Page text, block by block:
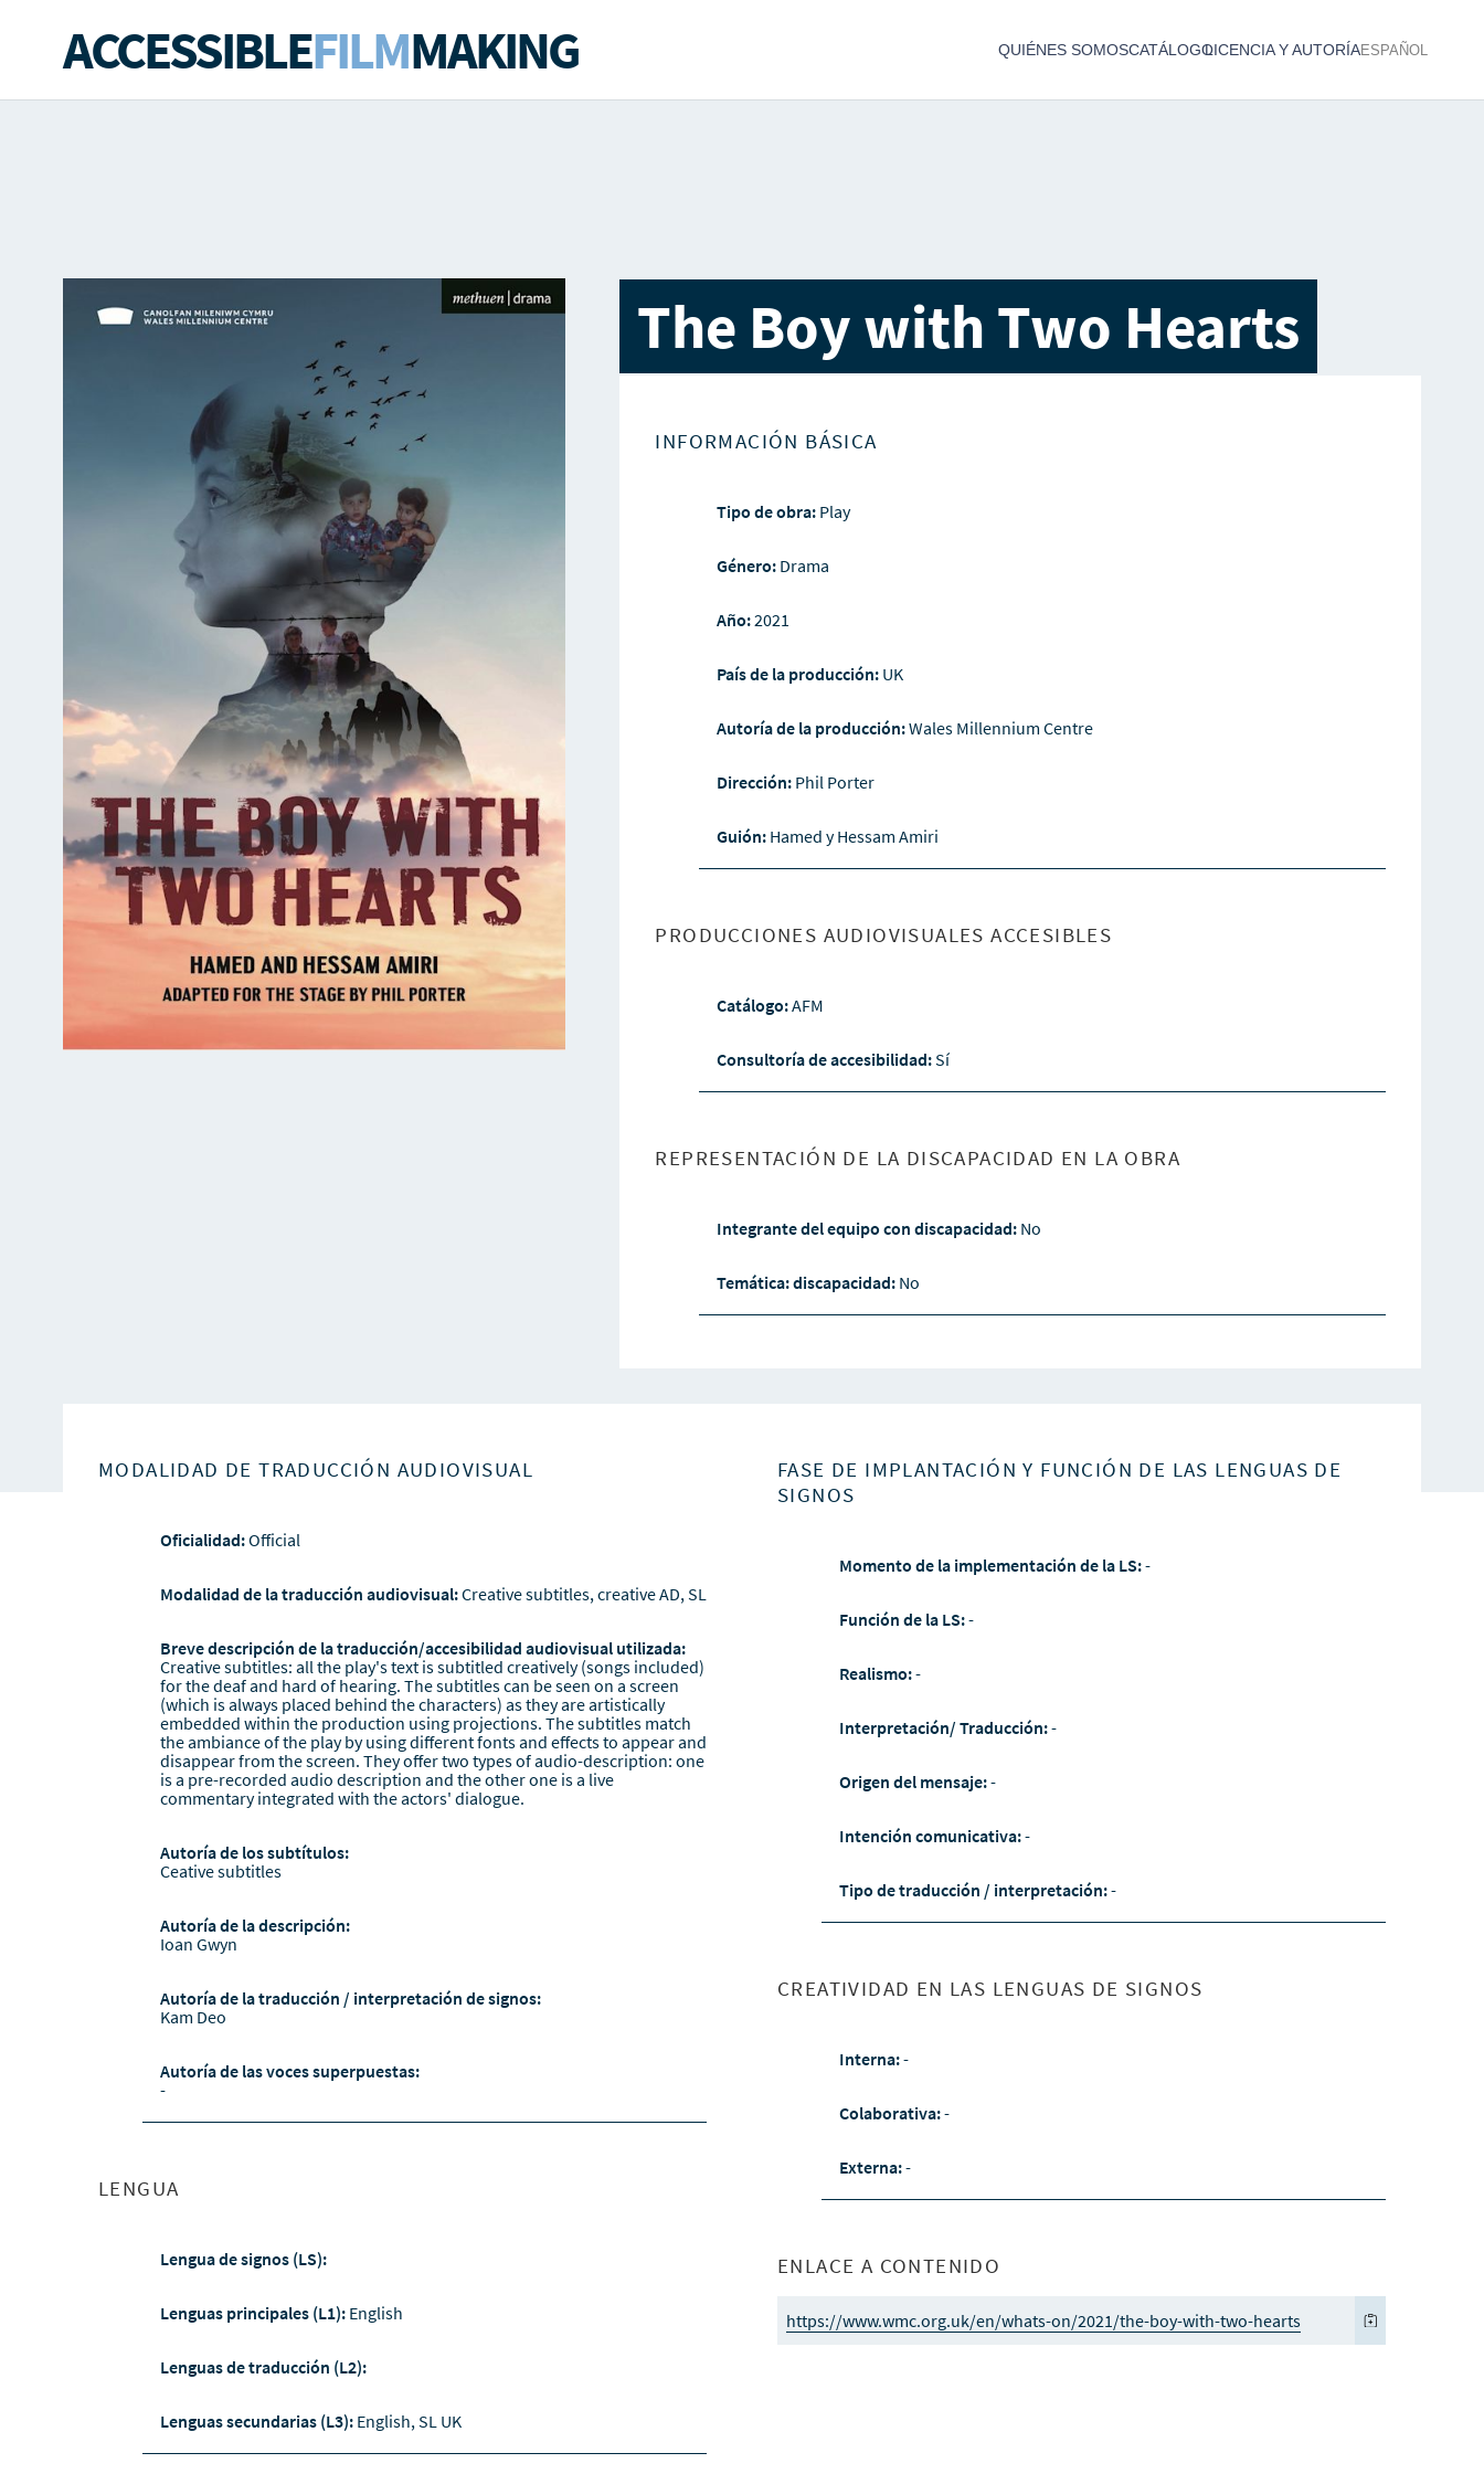
ACCESSIBLEFILMMAKING QUIÉNES SOMOSCATÁLOGOLICENCIA Y AUTORÍAESPAÑOL
The Boy with Two Hearts
INFORMACIÓN BÁSICA
Tipo de obra: Play
Género: Drama
Año:2021
País de la producción: UK
Autoría de la producción:Wales Millennium Centre
Dirección: Phil Porter
Guión: Hamed y Hessam Amiri
PRODUCCIONES AUDIOVISUALES ACCESIBLES
Catálogo:AFM
Consultoría de accesibilidad:Sí
REPRESENTACIÓN DE LA DISCAPACIDAD EN LA OBRA
Integrante del equipo con discapacidad: No
Temática: discapacidad: No
MODALIDAD DE TRADUCCIÓN AUDIOVISUAL
Oficialidad:Official
Modalidad de la traducción audiovisual:Creative subtitles, creative AD, SL
Breve descripción de la traducción/accesibilidad audiovisual utilizada:
Creative subtitles: all the play's text is subtitled creatively (songs included)
for the deaf and hard of hearing. The subtitles can be seen on a screen
(which is always placed behind the characters) as they are artistically
embedded within the production using projections. The subtitles match
the ambiance of the play by using different fonts and effects to appear and
disappear from the screen. They offer two types of audio-description: one
is a pre-recorded audio description and the other one is a live
commentary integrated with the actors' dialogue.
Autoría de los subtítulos:
Ceative subtitles
Autoría de la descripción:
Ioan Gwyn
Autoría de la traducción / interpretación de signos:
Kam Deo
Autoría de las voces superpuestas:
-
LENGUA
Lengua de signos (LS):
Lenguas principales (L1): English
Lenguas de traducción (L2):
Lenguas secundarias (L3): English, SL UK
FASE DE IMPLANTACIÓN Y FUNCIÓN DE LAS LENGUAS DE
SIGNOS
Momento de la implementación de la LS:-
Función de la LS:-
Realismo:-
Interpretación/ Traducción:-
Origen del mensaje:-
Intención comunicativa:-
Tipo de traducción / interpretación:-
CREATIVIDAD EN LAS LENGUAS DE SIGNOS
Interna:-
Colaborativa:-
Externa:-
ENLACE A CONTENIDO
https://www.wmc.org.uk/en/whats-on/2021/the-boy-with-two-hearts